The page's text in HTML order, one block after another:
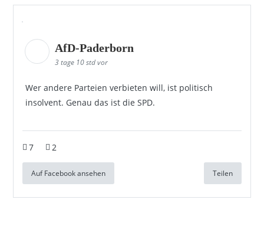
AfD-Paderborn
3 tage 10 std vor
Wer andere Parteien verbieten will, ist politisch
insolvent. Genau das ist die SPD.
7 2
Auf Facebook ansehen Teilen